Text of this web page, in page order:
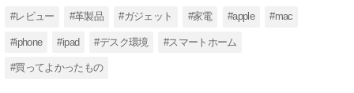
#レビュー #革製品 #ガジェット #家電 #apple #mac
#iphone #ipad #デスク環境 #スマートホーム
#買ってよかったもの